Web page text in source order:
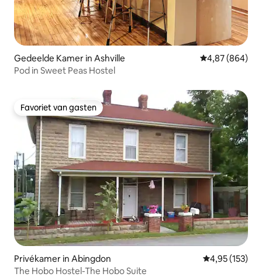
Gedeelde Kamer in Ashville Gemiddelde
4,87 (864)
Pod in Sweet Peas Hostel
Favoriet van gasten
Favoriet van gasten
Privékamer in Abingdon Gemiddelde
4,95 (153)
The Hobo Hostel-The Hobo Suite